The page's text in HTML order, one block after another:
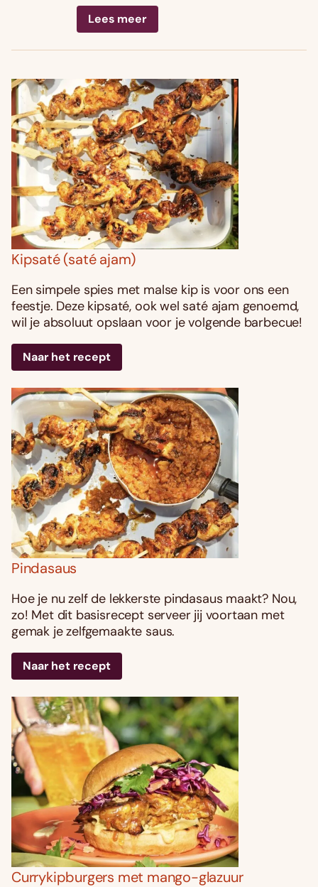
Lees meer
Kipsaté (saté ajam)
Een simpele spies met malse kip is voor ons een
feestje. Deze kipsaté, ook wel saté ajam genoemd,
wil je absoluut opslaan voor je volgende barbecue!
Naar het recept
Pindasaus
Hoe je nu zelf de lekkerste pindasaus maakt? Nou,
zo! Met dit basisrecept serveer jij voortaan met
gemak je zelfgemaakte saus.
Naar het recept
Currykipburgers met mango-glazuur